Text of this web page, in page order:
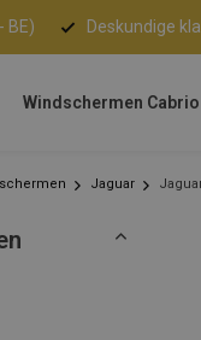
BE) Deskundige
Windschermen Cabrio
Jaguar